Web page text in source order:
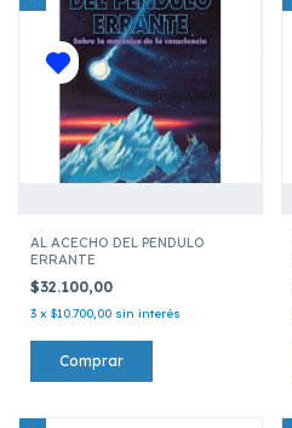
AL ACECHO DEL PENDULO
ERRANTE
$32.100,00
3 x $10.700,00 sin interés